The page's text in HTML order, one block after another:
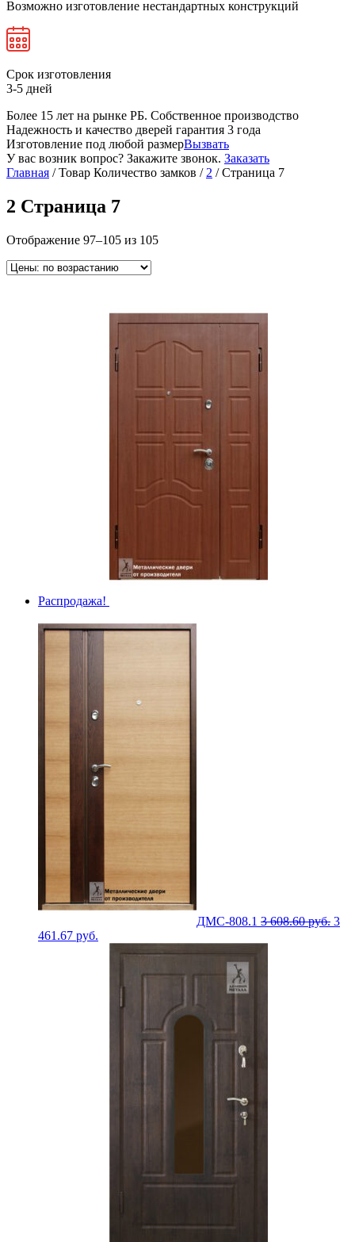
Возможно изготовление нестандартных конструкций
Срок изготовления
3-5 дней
Более 15 лет на рынке РБ. Cобственное производство
Надежность и качество дверей гарантия 3 года
Изготовление под любой размерВызвать
У вас возник вопрос? Закажите звонок. Заказать
Главная / Товар Количество замков / 2 / Страница 7
2 Страница 7
Отображение 97–105 из 105
Распродажа!
ДМС-808.1 3 608.60руб. 3
461.67 руб.